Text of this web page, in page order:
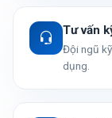
Tư vấn
Đội ngũ
dụng.